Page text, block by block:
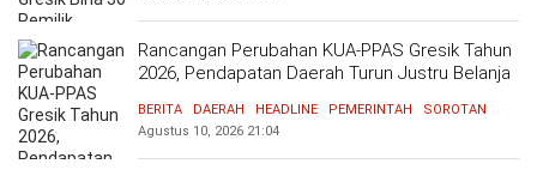
Rancangan Perubahan KUA-PPAS Gresik Tahun
2026, Pendapatan Daerah Turun Justru Belanja
BERITA DAERAH HEADLINE PEMERINTAH
SOROTAN
Agustus 10, 2026 21:04